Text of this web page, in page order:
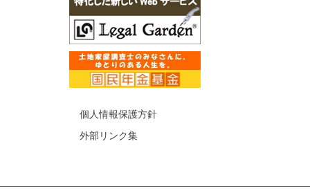
個人情報保護方針
外部リンク集